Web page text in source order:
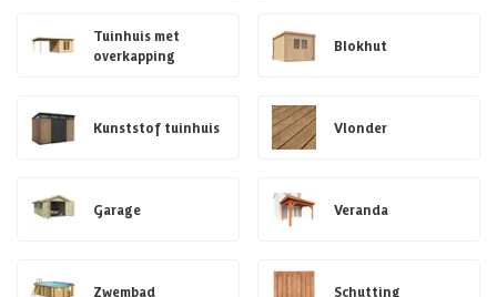
Tuinhuis met
overkapping
Blokhut
Kunststof tuinhuis Vlonder
Garage Veranda
Zwembad Schutting